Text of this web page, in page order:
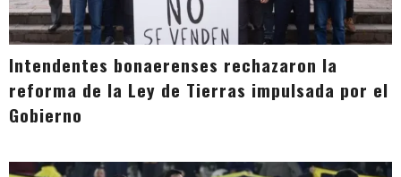
Intendentes bonaerenses rechazaron la
reforma de la Ley de Tierras impulsada por el
Gobierno